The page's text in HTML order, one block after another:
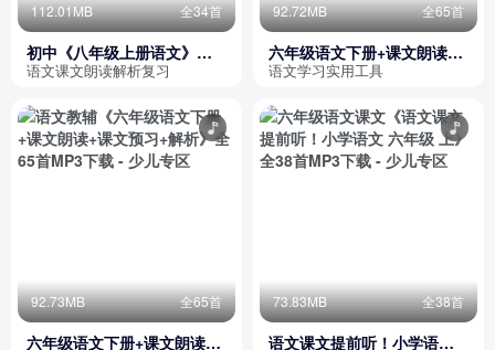
112.01MB 全34首
初中《八年级上册语文》课
文朗读及解析
语文课文朗读解析复习
92.72MB 全65首
六年级语文下册+课文朗读
+课文预习+解析
语文学习实用工具
92.73MB 全65首
六年级语文下册+课文朗读
73.83MB 全38首
语文课文提前听！小学语文